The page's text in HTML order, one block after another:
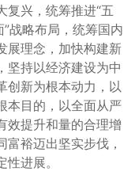
复兴，统筹推进“五
战略布局，统筹国内
展理念，加快构建新
坚持以经济建设为中
创新为根本动力，以
本目的，以全面从严
效提升和量的合理增
裕迈出坚实步伐，
进展。